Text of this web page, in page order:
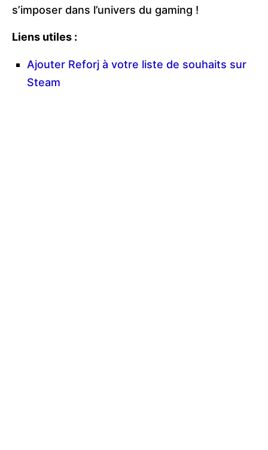
s’imposer dans l’univers du gaming !
Liens utiles :
Ajouter Reforj à votre liste de souhaits sur
Steam